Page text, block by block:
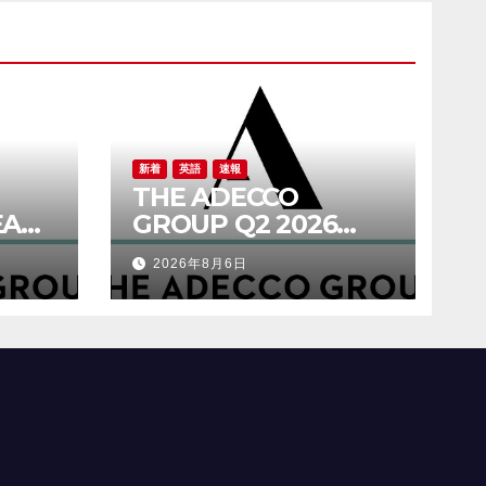
新着 英語 速報
THE ADECCO
GROUP Q2 2026
RESULTS
2026年8月6日